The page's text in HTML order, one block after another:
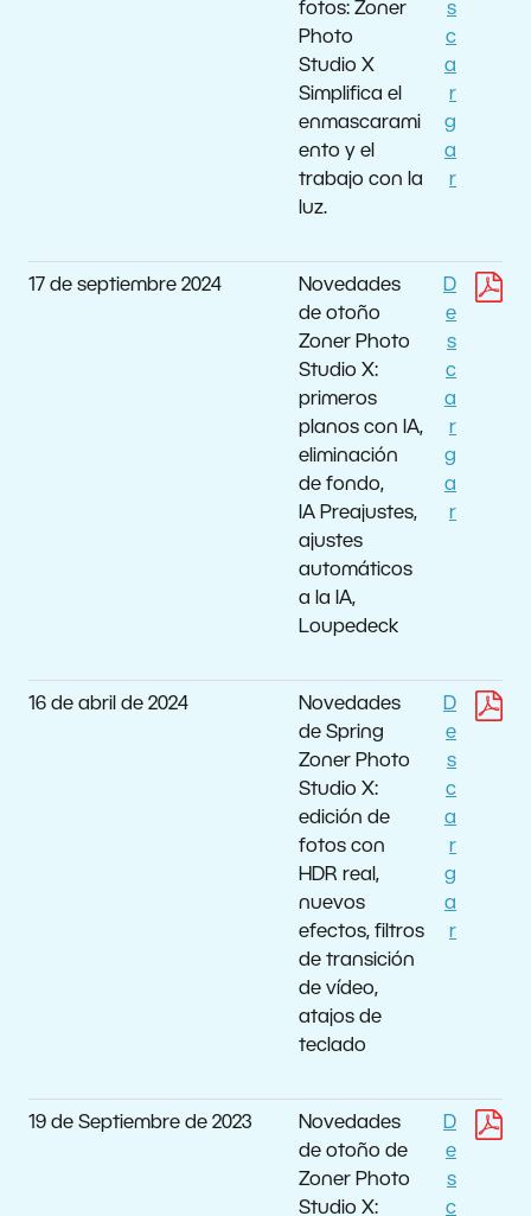
fotos: Zoner
Photo
Studio X
Simplifica el
enmascarami
ento y el
trabajo con la
luz.
s
c
a
r
g
a
r
17 de septiembre 2024
Novedades
de otoño
Zoner Photo
Studio X:
primeros
planos con IA,
eliminación
de fondo,
IA Preajustes,
ajustes
automáticos
a la IA,
Loupedeck
D
e
s
c
a
r
g
a
r
16 de abril de 2024
Novedades
de Spring
Zoner Photo
Studio X:
edición de
fotos con
HDR real,
nuevos
efectos, filtros
de transición
de vídeo,
atajos de
teclado
D
e
s
c
a
r
g
a
r
19 de Septiembre de 2023
Novedades
de otoño de
Zoner Photo
Studio X:
D
e
s
c